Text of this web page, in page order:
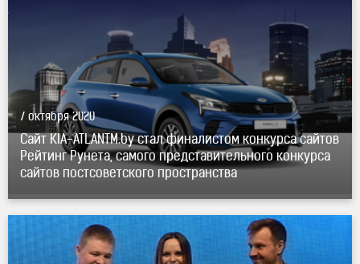
7 октября 2020
Сайт KIA-ATLANTM.by стал финалистом конкурса сайтов
Рейтинг Рунета, самого представительного конкурса
сайтов постсоветского пространства